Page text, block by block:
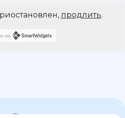
продлить.
на